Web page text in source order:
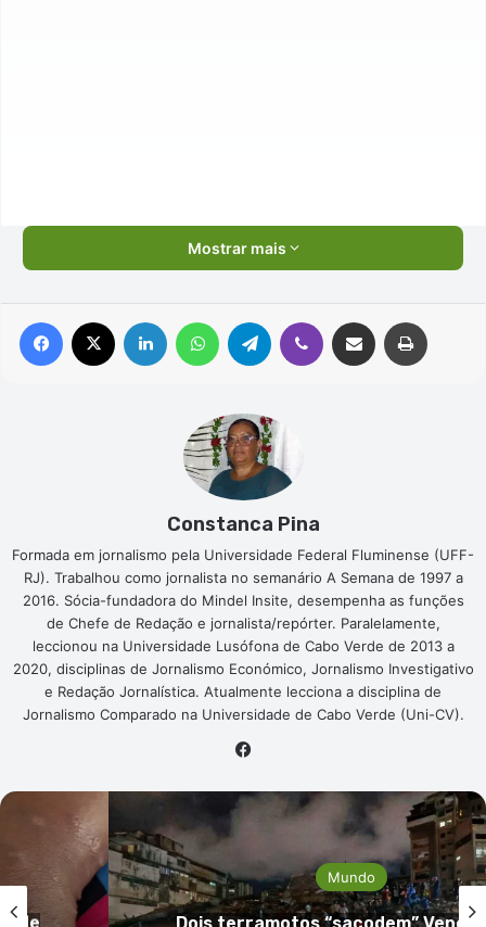
Mostrar mais
Facebook Linkedin WhatsAppTelegram Viber Compartilhar via e-mail
Constanca Pina
Formada em jornalismo pela Universidade Federal Fluminense (UFF-
RJ). Trabalhou como jornalista no semanário A Semana de 1997 a
2016. Sócia-fundadora do Mindel Insite, desempenha as funções
de Chefe de Redação e jornalista/repórter. Paralelamente,
leccionou na Universidade Lusófona de Cabo Verde de 2013 a
2020, disciplinas de Jornalismo Económico, Jornalismo Investigativo
e Redação Jornalística. Atualmente lecciona a disciplina de
Jornalismo Comparado na Universidade de Cabo Verde (Uni-CV).
de
Mundo
Dois terramotos “sacodem”